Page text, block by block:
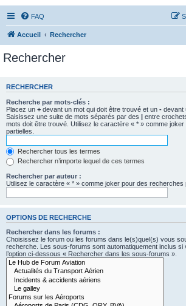
FAQ
Accueil Rechercher
Rechercher
RECHERCHER
Recherche par mots-clés :
Placez un + devant un mot qui doit être trouvé et un - devant
Saisissez une suite de mots séparés par des | entre
mots doit être trouvé. Utilisez le caractère « * » comme
partielles.
Rechercher tous les termes
Rechercher n’importe lequel de ces termes
Rechercher par auteur :
Utilisez le caractère « * » comme joker pour des recherches
OPTIONS DE RECHERCHE
Rechercher dans les forums :
Choisissez le forum ou les forums dans le(s)quel(s) vous
recherche. Les sous-forums sont automatiquement inclus si
l’option ci-dessous « Rechercher dans les sous-forums ».